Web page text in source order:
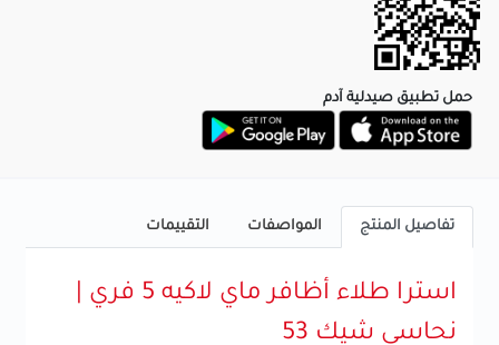
حمل تطبيق صيدلية آدم
تفاصيل المنتج المواصفات التقييمات
استرا طلاء أظافر ماي لاكيه 5 فري |
نحاسي شيك 53